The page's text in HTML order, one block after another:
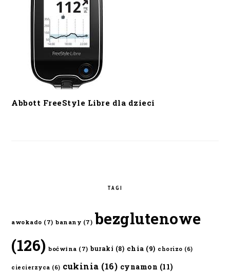
Abbott FreeStyle Libre dla dzieci
TAGI
awokado (7) banany (7) bezglutenowe
(126) boćwina (7) buraki (8) chia (9) chorizo (6)
ciecierzyca (6) cukinia (16) cynamon (11)